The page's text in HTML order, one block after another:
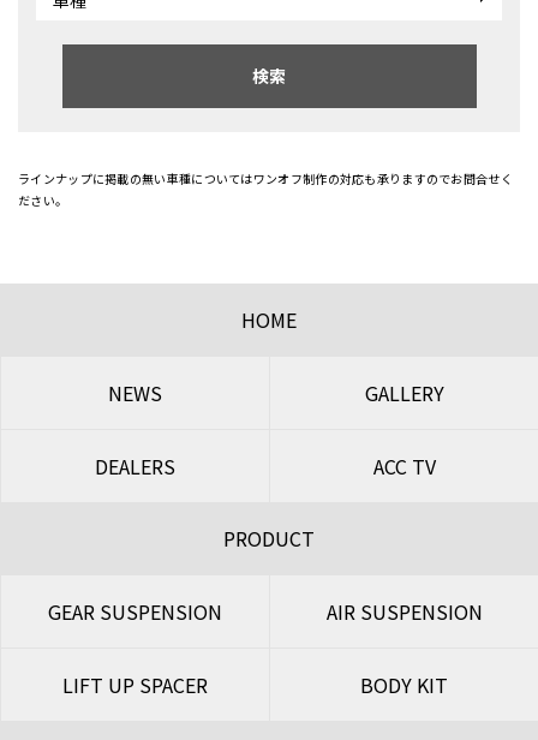
検索
ラインナップに掲載の無い車種についてはワンオフ制作の対応も承りますのでお問合せく
ださい。
HOME
NEWS GALLERY
DEALERS ACC TV
PRODUCT
GEAR SUSPENSION AIR SUSPENSION
LIFT UP SPACER BODY KIT